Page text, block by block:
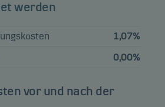
werden
1,07%
0,00%
vor und nach der